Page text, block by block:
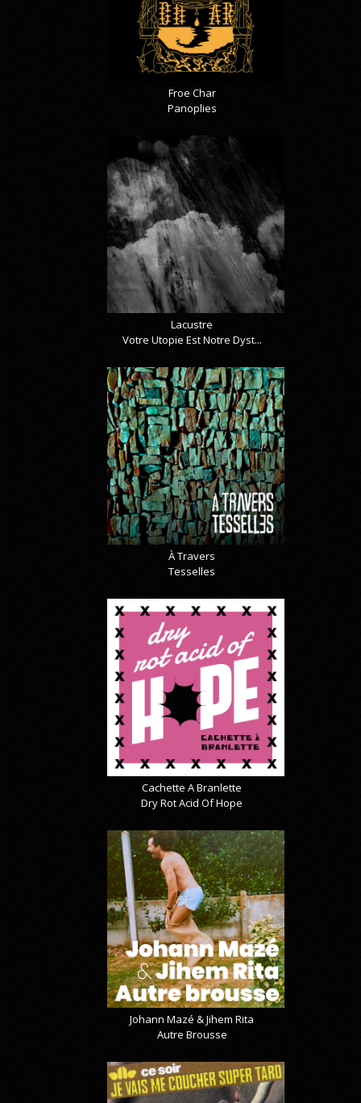
Froe Char
Panoplies
Lacustre
Votre Utopie Est Notre Dyst...
À Travers
Tesselles
Cachette A Branlette
Dry Rot Acid Of Hope
Johann Mazé & Jihem Rita
Autre Brousse